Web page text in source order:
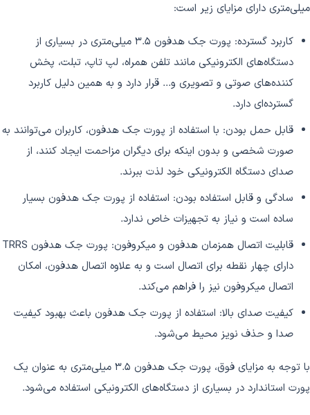
میلی‌متری دارای مزایای زیر است:
کاربرد گسترده: پورت جک هدفون ۳.۵ میلی‌متری در بسیاری از
دستگاه‌های الکترونیکی مانند تلفن همراه، لپ تاپ، تبلت، پخش
کننده‌های صوتی و تصویری و... قرار دارد و به همین دلیل کاربرد
گسترده‌ای دارد.
قابل حمل بودن: با استفاده از پورت جک هدفون، کاربران می‌توانند به
صورت شخصی و بدون اینکه برای دیگران مزاحمت ایجاد کنند، از
صدای دستگاه الکترونیکی خود لذت ببرند.
سادگی و قابل استفاده بودن: استفاده از پورت جک هدفون بسیار
ساده است و نیاز به تجهیزات خاص ندارد.
قابلیت اتصال همزمان هدفون و میکروفون: پورت جک هدفون TRRS
دارای چهار نقطه برای اتصال است و به علاوه اتصال هدفون، امکان
اتصال میکروفون نیز را فراهم می‌کند.
کیفیت صدای بالا: استفاده از پورت جک هدفون باعث بهبود کیفیت
صدا و حذف نویز محیط می‌شود.
با توجه به مزایای فوق، پورت جک هدفون ۳.۵ میلی‌متری به عنوان یک
پورت استاندارد در بسیاری از دستگاه‌های الکترونیکی استفاده می‌شود.